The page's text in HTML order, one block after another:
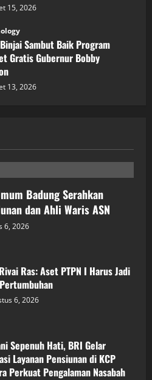
15, 2026
Sambut Baik Program
Gratis Gubernur Bobby
13, 2026
Badung Serahkan
dan Ahli Waris ASN
6, 2026
Ras: Aset PTPN I Harus Jadi
6, 2026
Sepenuh Hati, BRI Gelar
Layanan Pensiunan di KCP
Perkuat Pengalaman Nasabah